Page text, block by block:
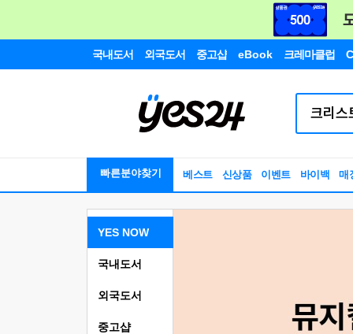
국내도서 외국도서 중고샵 eBook 크레마클럽
빠른분야찾기 베스트 신상품 이벤트 바이백 매
YES NOW
국내도서
외국도서
중고샵